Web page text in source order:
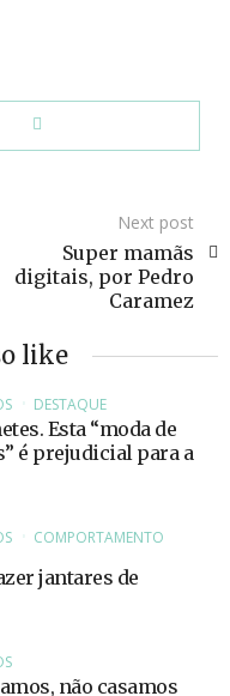
Next post
Super mamãs
digitais, por Pedro
Caramez
like
DESTAQUE
Esta “moda de
é prejudicial para a
COMPORTAMENTO
jantares de
não casamos